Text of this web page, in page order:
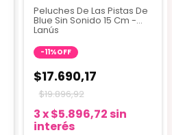
Peluches De Las Pistas De
Blue Sin Sonido 15 Cm -
Lanús
-11%OFF
$17.690,17
$19.896,92
3x$5.896,72 sin
interés